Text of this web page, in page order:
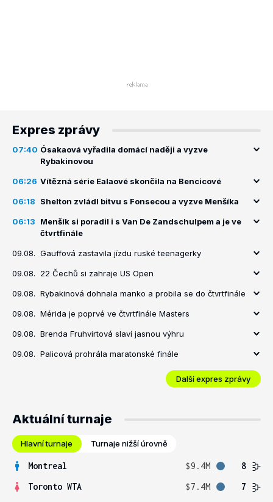
Expres zprávy
07:40 Ósakaová vyřadila domácí naději a vyzve
Rybakinovou
06:26 Vítězná série Ealaové skončila na Bencicové
06:18 Shelton zvládl bitvu s Fonsecou a vyzve Menšíka
06:13
Menšík si poradil i s Van De Zandschulpem a je ve
čtvrtfinále
09.08. Gauffová zastavila jízdu ruské teenagerky
09.08. 22 Čechů si zahraje US Open
09.08. Rybakinová dohnala manko a probila se do čtvrtfinále
09.08. Mérida je poprvé ve čtvrtfinále Masters
09.08. Brenda Fruhvirtová slaví jasnou výhru
09.08. Palicová prohrála maratonské finále
Další expres zprávy
Aktuální turnaje
Hlavní turnaje Turnaje nižší úrovně
Montreal $9.4M
8
Toronto WTA
$7.4M 7